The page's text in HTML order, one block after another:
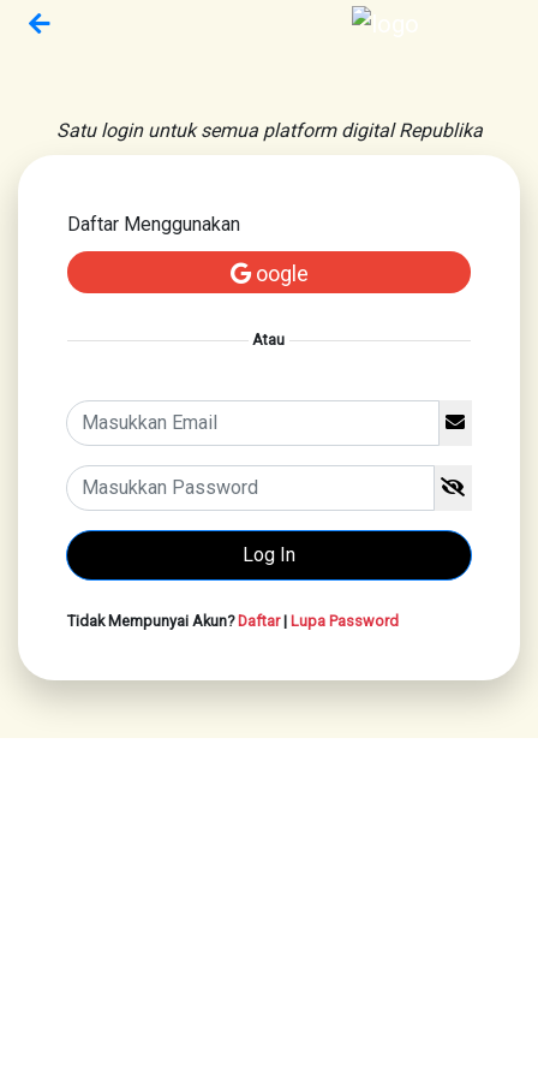
Satu login untuk semua platform digital Republika
Daftar Menggunakan
oogle
Atau
Tidak Mempunyai Akun?Daftar| Lupa Password